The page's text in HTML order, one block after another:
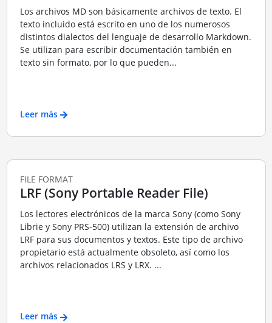
Los archivos MD son básicamente archivos de texto. El
texto incluido está escrito en uno de los numerosos
distintos dialectos del lenguaje de desarrollo Markdown.
Se utilizan para escribir documentación también en
texto sin formato, por lo que pueden...
Leer más
FILE FORMAT
LRF (Sony Portable Reader File)
Los lectores electrónicos de la marca Sony (como Sony
Librie y Sony PRS-500) utilizan la extensión de archivo
LRF para sus documentos y textos. Este tipo de archivo
propietario está actualmente obsoleto, así como los
archivos relacionados LRS y LRX. ...
Leer más